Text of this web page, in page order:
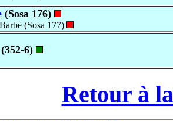
(Sosa 176)
(Sosa 177)
6)
Retour à